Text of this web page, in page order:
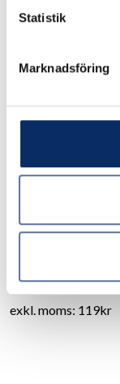
Statistik
Marknadsföring
Gångjärn
149kr
exkl. moms: 119kr